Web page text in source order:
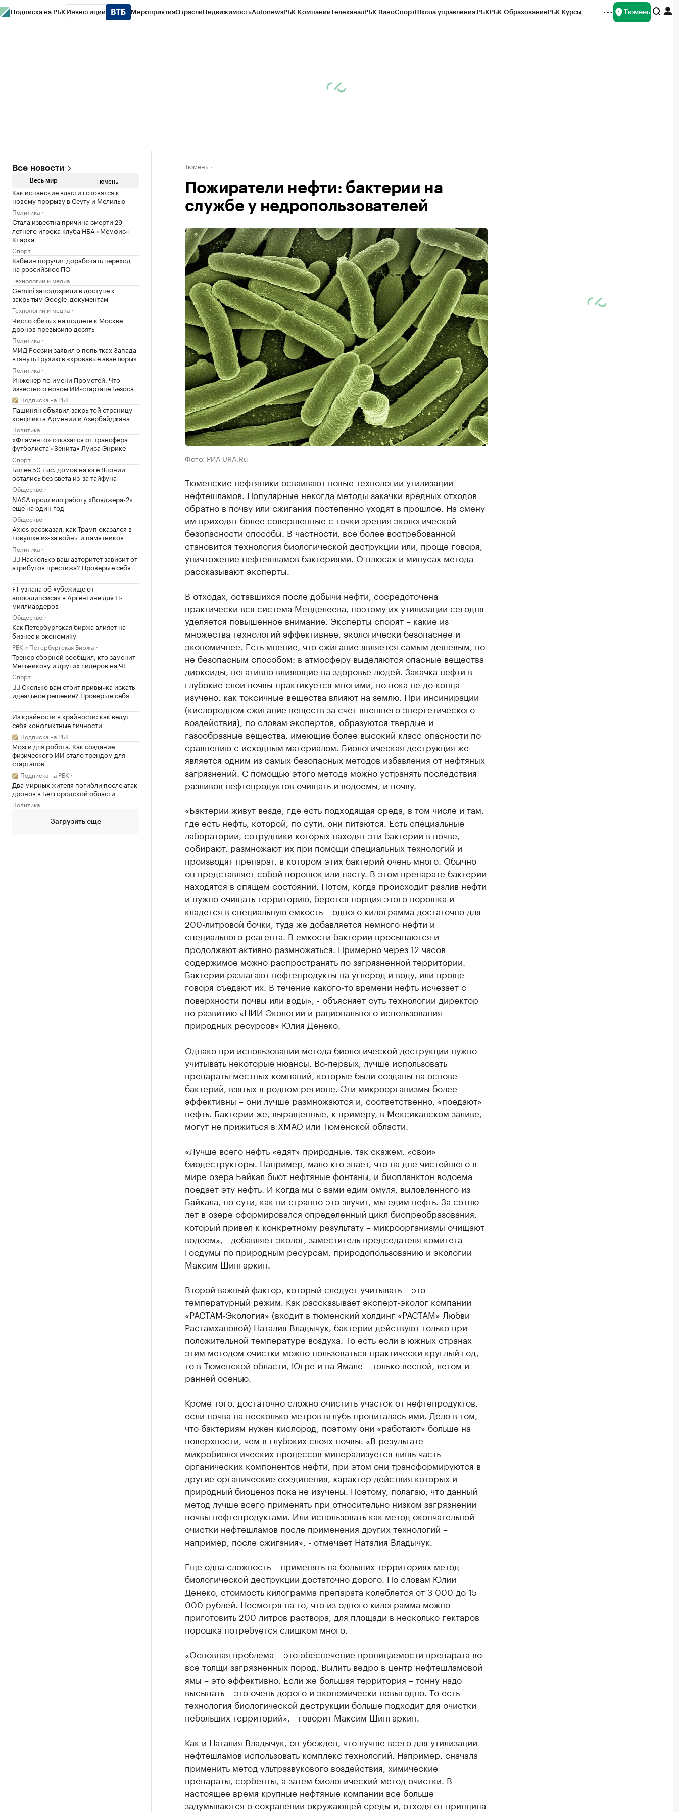
Подписка на РБК Инвестиции МероприятияОтраслиНедвижимостьAutonewsРБК КомпанииТелеканалРБК ВиноСпортШкола управления РБКРБК ОбразованиеРБК Курсы Тюмень
Все новости
Весь мир Тюмень
Как испанские власти готовятся к
новому прорыву в Сеуту и Мелилью
Политика
Стала известна причина смерти 29-
летнего игрока клуба НБА «Мемфис»
Кларка
Спорт
Кабмин поручил доработать переход
на российское ПО
Технологии и медиа
Gemini заподозрили в доступе к
закрытым Google-документам
Технологии и медиа
Число сбитых на подлете к Москве
дронов превысило десять
Политика
МИД России заявил о попытках Запада
втянуть Грузию в «кровавые авантюры»
Политика
Инженер по имени Прометей. Что
известно о новом ИИ-стартапе Безоса
Подписка на РБК
Пашинян объявил закрытой страницу
конфликта Армении и Азербайджана
Политика
«Фламенго» отказался от трансфера
футболиста «Зенита» Луиса Энрике
Спорт
Более 50 тыс. домов на юге Японии
остались без света из-за тайфуна
Общество
NASA продлило работу «Вояджера-2»
еще на один год
Общество
Axios рассказал, как Трамп оказался в
ловушке из-за войны и памятников
Политика
✍🏻 Насколько ваш авторитет зависит от
атрибутов престижа? Проверьте себя
FT узнала об «убежище от
апокалипсиса» в Аргентине для IT-
миллиардеров
Общество
Как Петербургская биржа влияет на
бизнес и экономику
РБК и Петербургская Биржа
Тренер сборной сообщил, кто заменит
Мельникову и других лидеров на ЧЕ
Спорт
✍🏻 Сколько вам стоит привычка искать
идеальное решение? Проверьте себя
Из крайности в крайности: как ведут
себя конфликтные личности
Подписка на РБК
Мозги для робота. Как создание
физического ИИ стало трендом для
стартапов
Подписка на РБК
Два мирных жителя погибли после атак
дронов в Белгородской области
Политика
Загрузить еще
Тюмень
Пожиратели нефти: бактери­и на
службе у недропользователей
Фото: РИА URA.Ru
Тюменские нефтяники осваивают новые технологии утилизации
нефтешламов. Популярные некогда методы закачки вредных отходов
обратно в почву или сжигания постепенно уходят в прошлое. На смену
им приходят более совершенные с точки зрения экологической
безопасности способы. В частности, все более востребованной
становится технология биологической деструкции или, проще говоря,
уничтожение нефтешламов бактериями. О плюсах и минусах метода
рассказывают эксперты.
В отходах, оставшихся после добычи нефти, сосредоточена
практически вся система Менделеева, поэтому их утилизации сегодня
уделяется повышенное внимание. Эксперты спорят – какие из
множества технологий эффективнее, экологически безопаснее и
экономичнее. Есть мнение, что сжигание является самым дешевым, но
не безопасным способом: в атмосферу выделяются опасные вещества
диоксиды, негативно влияющие на здоровье людей. Закачка нефти в
глубокие слои почвы практикуется многими, но пока не до конца
изучено, как токсичные вещества влияют на землю. При инсинирации
(кислородном сжигание веществ за счет внешнего энергетического
воздействия), по словам экспертов, образуются твердые и
газообразные вещества, имеющие более высокий класс опасности по
сравнению с исходным материалом. Биологическая деструкция же
является одним из самых безопасных методов избавления от нефтяных
загрязнений. С помощью этого метода можно устранять последствия
разливов нефтепродуктов очищать и водоемы, и почву.
«Бактерии живут везде, где есть подходящая среда, в том числе и там,
где есть нефть, которой, по сути, они питаются. Есть специальные
лаборатории, сотрудники которых находят эти бактерии в почве,
собирают, размножают их при помощи специальных технологий и
производят препарат, в котором этих бактерий очень много. Обычно
он представляет собой порошок или пасту. В этом препарате бактерии
находятся в спящем состоянии. Потом, когда происходит разлив нефти
и нужно очищать территорию, берется порция этого порошка и
кладется в специальную емкость – одного килограмма достаточно для
200-литровой бочки, туда же добавляется немного нефти и
специального реагента. В емкости бактерии просыпаются и
продолжают активно размножаться. Примерно через 12 часов
содержимое можно распространять по загрязненной территории.
Бактерии разлагают нефтепродукты на углерод и воду, или проще
говоря съедают их. В течение какого-то времени нефть исчезает с
поверхности почвы или воды», - объясняет суть технологии директор
по развитию «НИИ Экологии и рационального использования
природных ресурсов» Юлия Денеко.
Однако при использовании метода биологической деструкции нужно
учитывать некоторые нюансы. Во-первых, лучше использовать
препараты местных компаний, которые были созданы на основе
бактерий, взятых в родном регионе. Эти микроорганизмы более
эффективны – они лучше размножаются и, соответственно, «поедают»
нефть. Бактерии же, выращенные, к примеру, в Мексиканском заливе,
могут не прижиться в ХМАО или Тюменской области.
«Лучше всего нефть «едят» природные, так скажем, «свои»
биодеструкторы. Например, мало кто знает, что на дне чистейшего в
мире озера Байкал бьют нефтяные фонтаны, и биопланктон водоема
поедает эту нефть. И когда мы с вами едим омуля, выловленного из
Байкала, по сути, как ни странно это звучит,­ мы едим нефть. За сотню
лет в озере сформировался определенный цикл биопреобразования,
который привел к конкретному результату – микроорганизмы очищают
водоем», - добавляет эколог, заместитель председателя комитета
Госдумы по природным ресурсам, природопользованию и экологии
Максим Шингаркин.
Второй важный фактор, который следует учитывать – это
температурный режим. Как рассказывает эксперт-эколог компании
«РАСТАМ-Экология» (входит в тюменский холдинг «РАСТАМ» Любви
Растамхановой) Наталия Владычук, бактерии действуют только при
положительной температуре воздуха. То есть если в южных странах
этим методом очистки можно пользоваться практически круглый год,
то в Тюменской области, Югре и на Ямале – только весной, летом и
ранней осенью.
Кроме того, достаточно сложно очистить участок от нефтепродуктов,
если почва на несколько метров вглубь пропиталась ими. Дело в том,
что бактериям нужен кислород, поэтому они «работают» больше на
поверхности, чем в глубоких слоях почвы. «В результате
микробиологических процессов минерализуется лишь часть
органических компонентов нефти, при этом они трансформируются в
другие органические соединения, характер действия которых и
природный биоценоз пока не изучены. Поэтому, полагаю, что данный
метод лучше всего применять при относительно низком загрязнении
почвы нефтепродуктами. Или использовать как метод окончательной
очистки нефтешламов после применения других технологий –
например, после сжигания», - отмечает Наталия Владычук.
Еще одна сложность – применять на больших территориях метод
биологической деструкции достаточно дорого. По словам Юлии
Денеко, стоимость килограмма препарата колеблется от 3 000 до 15
000 рублей. Несмотря на то, что из одного килограмма можно
приготовить 200 литров раствора, для площади в несколько гектаров
порошка потребуется слишком много.
«Основная проблема – это обеспечение проницаемости препарата во
все толщи загрязненных пород. Вылить ведро в центр нефтешламовой
ямы – это эффективно. Если же большая территория – тонну надо
высыпать – это очень дорого и экономически невыгодно. То есть
технология биологической деструкции больше подходит для очистки
небольших территорий», - говорит Максим Шингаркин.
Как и Наталия Владычук, он убежден, что лучше всего для утилизации
нефтешламов использовать комплекс технологий. Например, сначала
применить метод ультразвукового воздействия, химические
препараты, сорбенты, а затем биологический метод очистки. В
настоящее время крупные нефтяные компании все больше
задумываются о сохранении окружающей среды и, отходя от принципа